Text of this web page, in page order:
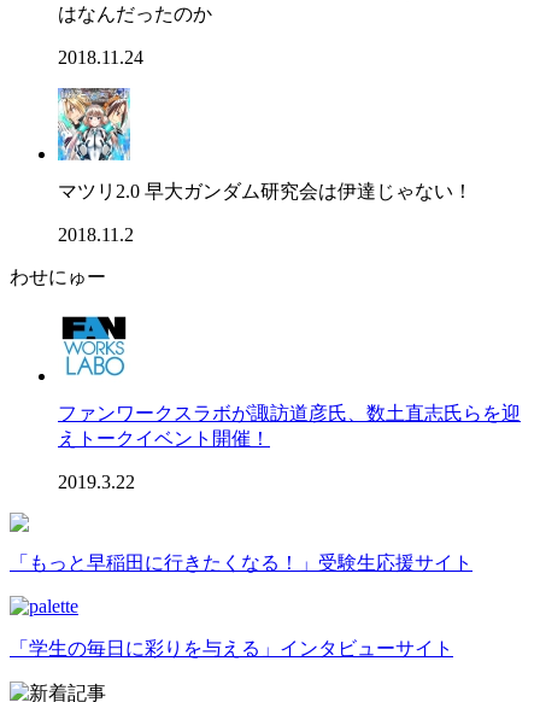
はなんだったのか
2018.11.24
マツリ2.0 早大ガンダム研究会は伊達じゃない！
2018.11.2
わせにゅー
ファンワークスラボが諏訪道彦氏、数土直志氏らを迎
えトークイベント開催！
2019.3.22
「もっと早稲田に行きたくなる！」受験生応援サイト
「学生の毎日に彩りを与える」インタビューサイト